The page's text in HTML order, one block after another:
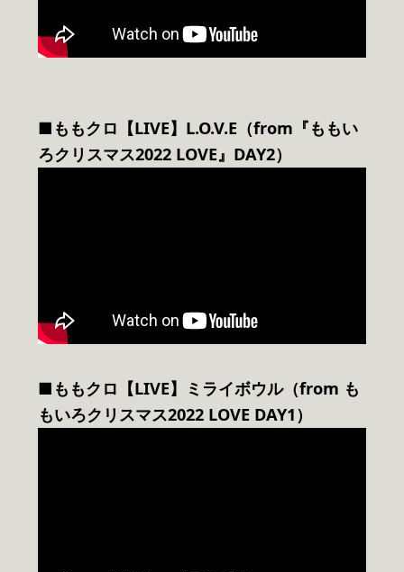
■ももクロ【LIVE】L.O.V.E（from『ももい
ろクリスマス2022 LOVE』DAY2）
■ももクロ【LIVE】ミライボウル（from も
もいろクリスマス2022 LOVE DAY1）